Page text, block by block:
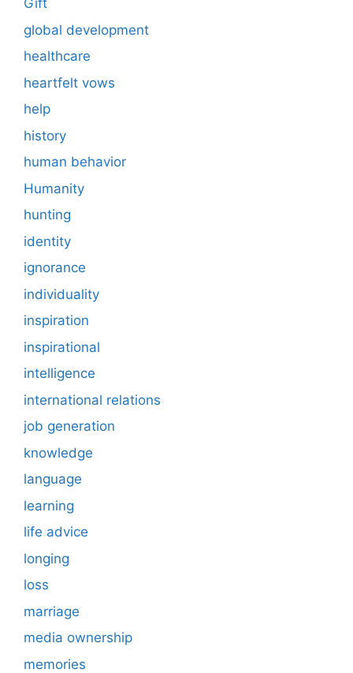
Gift
global development
healthcare
heartfelt vows
help
history
human behavior
Humanity
hunting
identity
ignorance
individuality
inspiration
inspirational
intelligence
international relations
job generation
knowledge
language
learning
life advice
longing
loss
marriage
media ownership
memories